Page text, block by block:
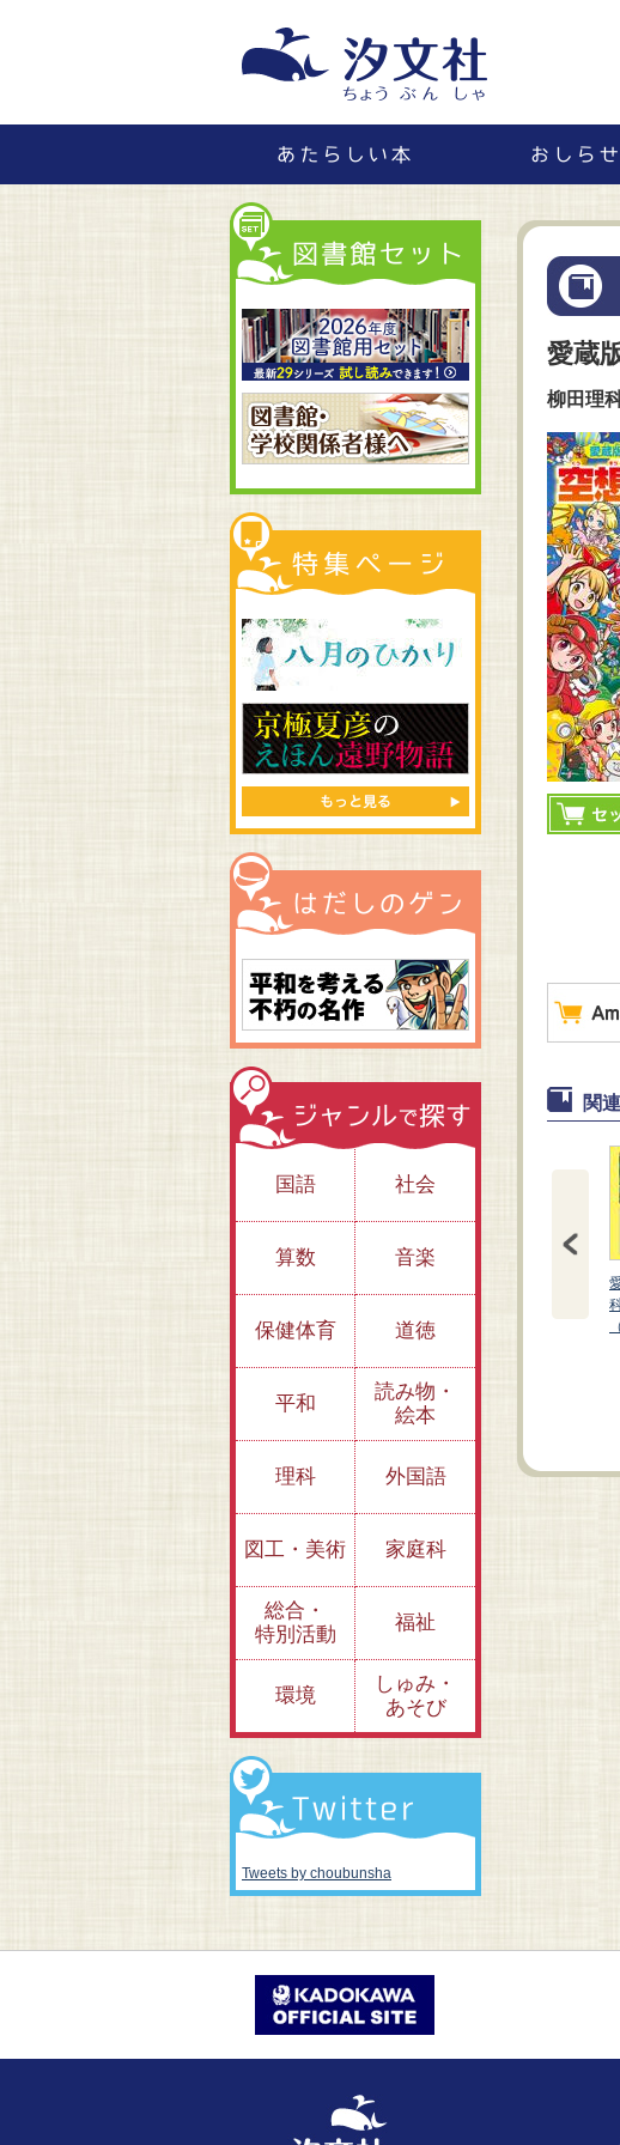
愛蔵
柳田理
関
愛蔵版 ジュニア空
愛蔵版 ジュニア空
想科学読本⑰
国語 社会
算数 音楽
保健体育 道徳
平和
読み物・
絵本
理科 外国語
図工・美術 家庭科
総合・
特別活動
福祉
環境
しゅみ・
あそび
Tweets by choubunsha